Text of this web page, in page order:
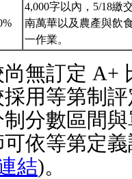
4,000字以內，5/18繳
南萬華以及農產與飲
一作業。
無訂定 A+
用等第制
分數區間
依等第定
結)。